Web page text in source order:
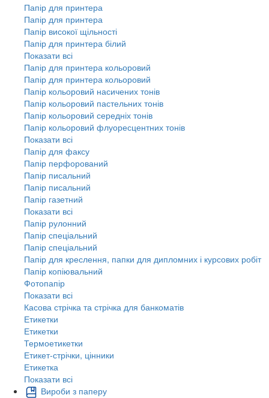
Папір для принтера
Папір для принтера
Папір високої щільності
Папір для принтера білий
Показати всі
Папір для принтера кольоровий
Папір для принтера кольоровий
Папір кольоровий насичених тонів
Папір кольоровий пастельних тонів
Папір кольоровий середніх тонів
Папір кольоровий флуоресцентних тонів
Показати всі
Папір для факсу
Папір перфорований
Папір писальний
Папір писальний
Папір газетний
Показати всі
Папір рулонний
Папір спеціальний
Папір спеціальний
Папір для креслення, папки для дипломних і курсових робіт
Папір копіювальний
Фотопапір
Показати всі
Касова стрічка та стрічка для банкоматів
Етикетки
Етикетки
Термоетикетки
Етикет-стрічки, цінники
Етикетка
Показати всі
Вироби з паперу